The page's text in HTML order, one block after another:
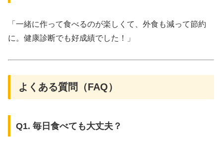
「一緒に作って食べるのが楽しくて、外食も減って節約
に。健康診断でも好成績でした！」
よくある質問（FAQ）
Q1. 毎日食べても大丈夫？